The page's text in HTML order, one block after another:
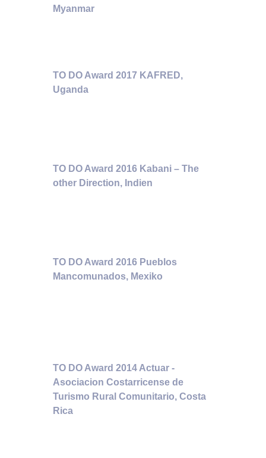
Myanmar
TO DO Award 2017 KAFRED,
Uganda
TO DO Award 2016 Kabani – The
other Direction, Indien
TO DO Award 2016 Pueblos
Mancomunados, Mexiko
TO DO Award 2014 Actuar -
Asociacion Costarricense de
Turismo Rural Comunitario, Costa
Rica